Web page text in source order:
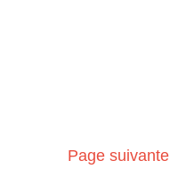
Page suivante